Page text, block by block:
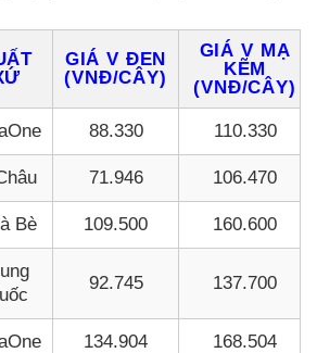
GIÁ V ĐEN
(VNĐ/CÂY)
GIÁ V MẠ
KẼM
(VNĐ/CÂY)
88.330 110.330
71.946 106.470
Bè 109.500 160.600
92.745 137.700
134.904 168.504